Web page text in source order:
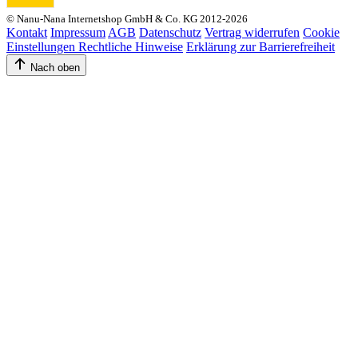
© Nanu-Nana Internetshop GmbH & Co. KG 2012-2026
Kontakt Impressum AGB Datenschutz Vertrag widerrufen Cookie
Einstellungen Rechtliche Hinweise Erklärung zur Barrierefreiheit
Nach oben